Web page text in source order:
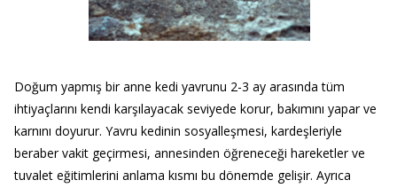
Doğum yapmış bir anne kedi yavrunu 2-3 ay arasında tüm
ihtiyaçlarını kendi karşılayacak seviyede korur, bakımını yapar ve
karnını doyurur. Yavru kedinin sosyalleşmesi, kardeşleriyle
beraber vakit geçirmesi, annesinden öğreneceği hareketler ve
tuvalet eğitimlerini anlama kısmı bu dönemde gelişir. Ayrıca